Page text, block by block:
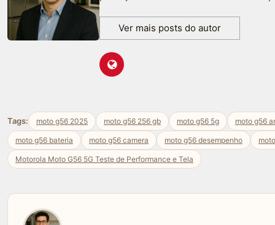
Ver mais posts do autor
Tags: moto g56 2025 moto g56 256 gb moto g56 5g moto g56
moto g56 bateria moto g56 camera moto g56 desempenho
Motorola Moto G56 5G Teste de Performance e Tela